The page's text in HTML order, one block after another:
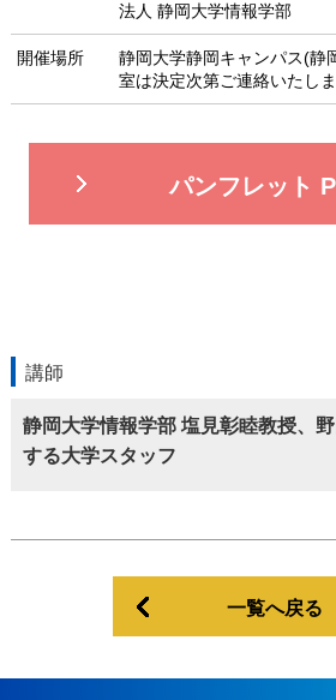
法人 静岡大学情報学部
開催場所
静岡大学静岡キャンパス(
室は決定次第ご連絡いたし
パンフレット
講師
静岡大学情報学部 塩見彰睦教授、
する大学スタッフ
一覧へ戻る